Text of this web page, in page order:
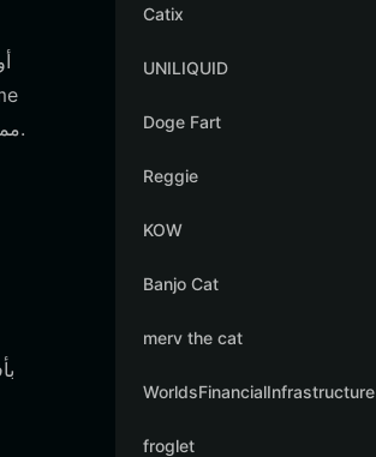
tokens)، مما يسمح لك بتتبع تحركات السوق في الوقت الفعلي مع الحفاظ على سيطرة كاملة على مفاتيحك الخاصة وعبارات الاسترداد.
Catix
UNILIQUID
Doge Fart
Reggie
KOW
Banjo Cat
merv the cat
WorldsFinancialInfrastructure
froglet